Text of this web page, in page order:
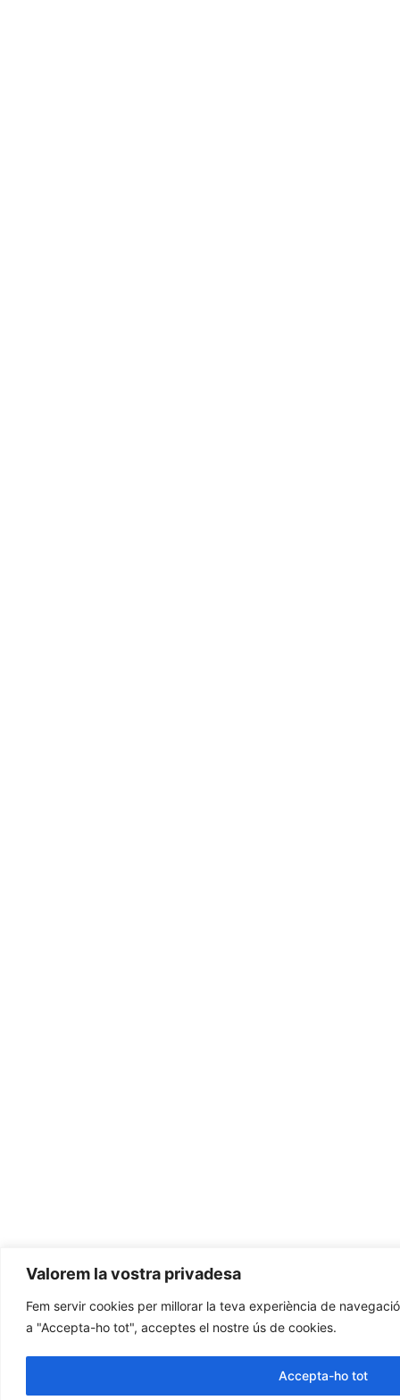
Valorem la vostra privadesa
Fem servir cookies per millorar la teva experiència de
a "Accepta-ho tot", acceptes el nostre ús de cookies.
Accepta-ho tot